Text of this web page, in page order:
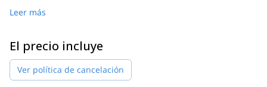
Mi propuesta para esta experiencia de 19 días es ascender en
tomaremos con calma para aclimatarnos al clima y la altitud.
Paseos relajantes y admirar la impresionante Pared Sur del
Aconcagua serán las actividades dominantes. Nos
hospedaremos en diferentes campamentos en nuestro ascenso
Leer más
El precio incluye
Ver política de cancelación